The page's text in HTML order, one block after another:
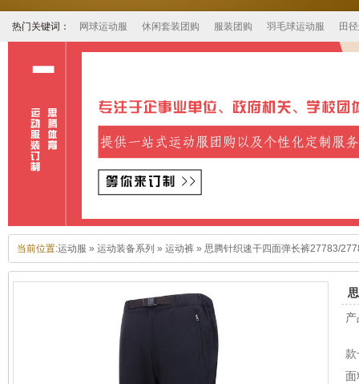
热门关键词： 网球运动服 休闲套装团购 服装团购 羽毛球运动服 田
当前位置:运动服 » 运动装备系列 » 运动裤 » 思腾针织速干四面弹长裤27783/
款
面